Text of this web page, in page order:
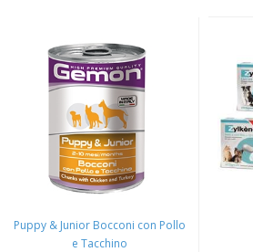
Puppy & Junior Bocconi con Pollo
e Tacchino